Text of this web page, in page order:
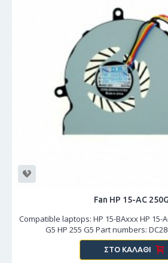
Fan HP 15-AC
Compatible laptops: HP 15-BAxxx HP 15-
G5 HP 255 G5 Part numbers:
ΣΤΟ ΚΑΛΆΘΙ